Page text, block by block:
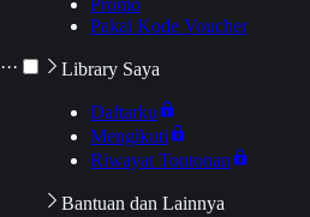
···
Promo
Pakai Kode Voucher
Library Saya
Daftarku
Mengikuti
Riwayat Tontonan
Bantuan dan Lainnya